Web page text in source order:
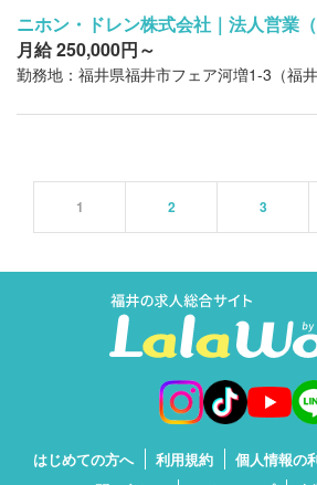
ニホン・ドレン株式会社｜法人営業（
月給 250,000円～
勤務地：福井県福井市フェア河増1-3（福井
1 2 3
はじめての方へ 利用規約 個人情報の